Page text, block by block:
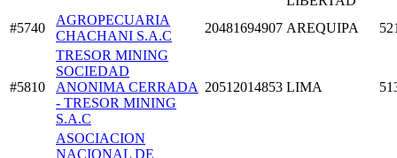
#5740
AGROPECUARIA
CHACHANI S.A.C
20481694907 AREQUIPA
#5810
TRESOR MINING
SOCIEDAD
ANONIMA CERRADA
- TRESOR MINING
S.A.C
20512014853 LIMA
ASOCIACION
NACIONAL DE